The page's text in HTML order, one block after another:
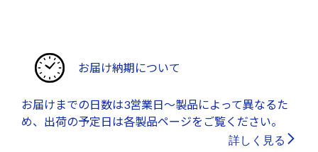
お届け納期について
お届けまでの日数は3営業日～製品によって異なるた
め、出荷の予定日は各製品ページをご覧ください。
詳しく見る